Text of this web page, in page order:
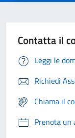
Contatta il
Leggi le
Richiedi
Chiama il
Prenota un